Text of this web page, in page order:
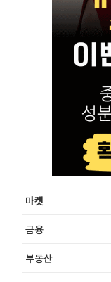
마켓
금융
부동산